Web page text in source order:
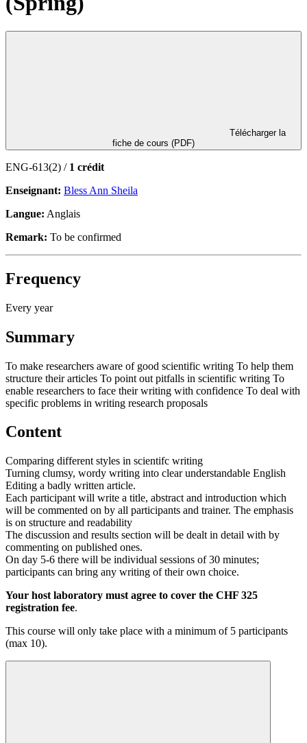
fiche de cours (PDF)
ENG-613(2) / 1 crédit
Enseignant: Bless Ann Sheila
Langue: Anglais
Remark: To be confirmed
Frequency
Every year
Summary
To make researchers aware of good scientific writing To help them
structure their articles To point out pitfalls in scientific writing To
enable researchers to face their writing with confidence To deal with
specific problems in writing research proposals
Content
Comparing different styles in scientifc writing
Turning clumsy, wordy writing into clear understandable English
Editing a badly written article.
Each participant will write a title, abstract and introduction which
will be commented on by all participants and trainer. The emphasis
is on structure and readability
The discussion and results section will be dealt in detail with by
commenting on published ones.
On day 5-6 there will be individual sessions of 30 minutes;
participants can bring any writing of their own choice.
Your host laboratory must agree to cover the CHF 325
registration fee.
This course will only take place with a minimum of 5 participants
(max 10).